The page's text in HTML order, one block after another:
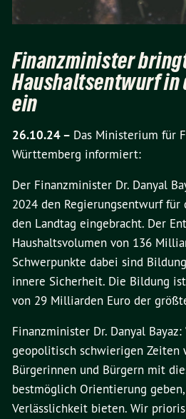
Finanzminister
Haushaltsentwurf in
ein
26.10.24 – Das Ministerium für
Württemberg informiert:
Der Finanzminister Dr. Danyal
2024 den Regierungsentwurf
den Landtag eingebracht. Der
Haushaltsvolumen von 136
Schwerpunkte dabei sind
innere Sicherheit. Die Bildung
von 29 Milliarden Euro der
Finanzminister Dr. Danyal
geopolitisch schwierigen
Bürgerinnen und Bürgern mit
bestmöglich Orientierung
Verlässlichkeit bieten. Wir